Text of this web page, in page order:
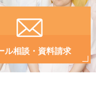
ル相談・資料請求